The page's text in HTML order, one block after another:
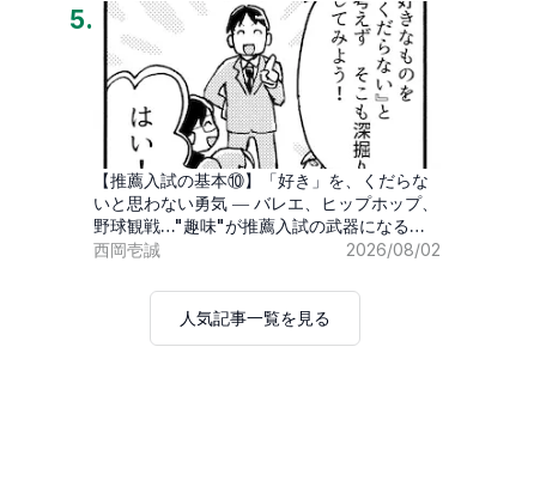
5.
【推薦入試の基本⑩】「好き」を、くだらな
いと思わない勇気 ― バレエ、ヒップホップ、
野球観戦…"趣味"が推薦入試の武器になる時
代
西岡壱誠 2026/08/02
人気記事一覧を見る